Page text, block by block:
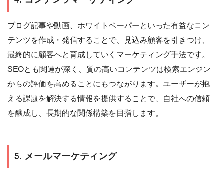
ブログ記事や動画、ホワイトペーパーといった有益なコン
テンツを作成・発信することで、見込み顧客を引きつけ、
最終的に顧客へと育成していくマーケティング手法です。
SEOとも関連が深く、質の高いコンテンツは検索エンジン
からの評価を高めることにもつながります。ユーザーが抱
える課題を解決する情報を提供することで、自社への信頼
を醸成し、長期的な関係構築を目指します。
5. メールマーケティング